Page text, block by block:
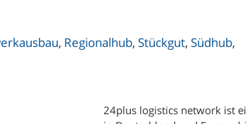
, Regionalhub, Stückgut, Südhub,
24plus logistics network ist